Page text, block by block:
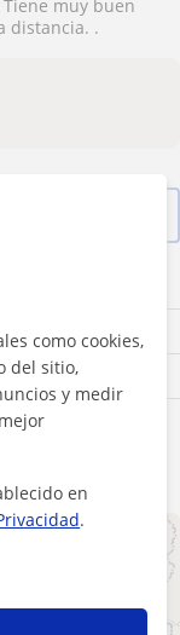
muy buen
distancia. .
como cookies,
del sitio,
y medir
en
.